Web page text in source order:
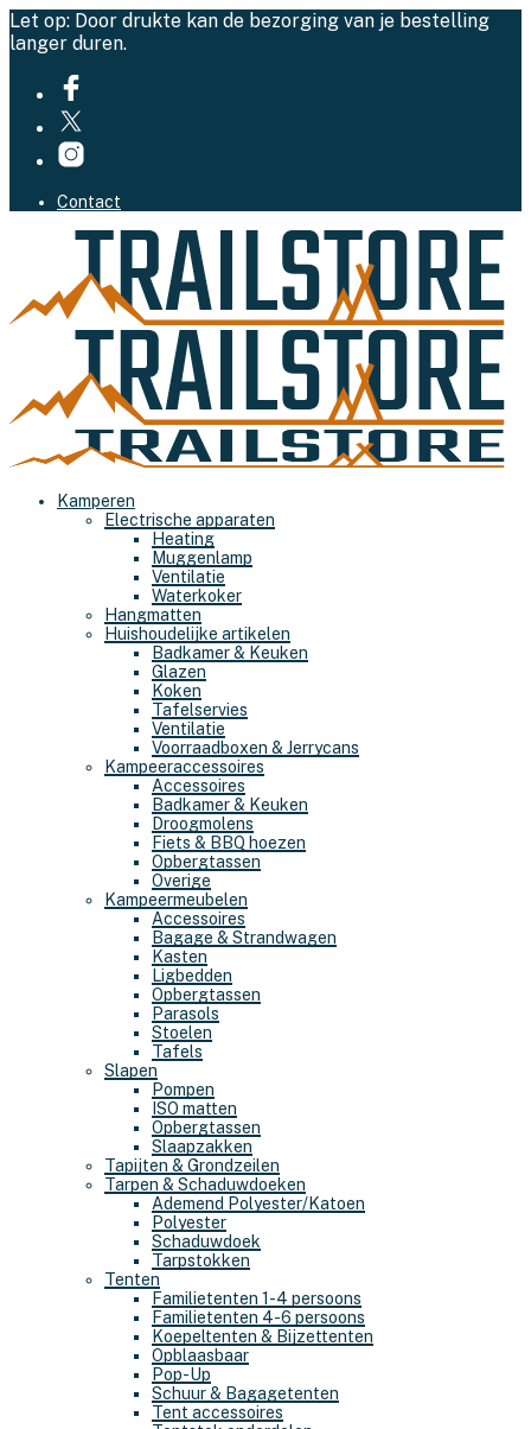
Let op: Door drukte kan de bezorging van je bestelling
langer duren.
Contact
Kamperen
Electrische apparaten
Heating
Muggenlamp
Ventilatie
Waterkoker
Hangmatten
Huishoudelijke artikelen
Badkamer & Keuken
Glazen
Koken
Tafelservies
Ventilatie
Voorraadboxen & Jerrycans
Kampeeraccessoires
Accessoires
Badkamer & Keuken
Droogmolens
Fiets & BBQ hoezen
Opbergtassen
Overige
Kampeermeubelen
Accessoires
Bagage & Strandwagen
Kasten
Ligbedden
Opbergtassen
Parasols
Stoelen
Tafels
Slapen
Pompen
ISO matten
Opbergtassen
Slaapzakken
Tapijten & Grondzeilen
Tarpen & Schaduwdoeken
Ademend Polyester/Katoen
Polyester
Schaduwdoek
Tarpstokken
Tenten
Familietenten 1-4 persoons
Familietenten 4-6 persoons
Koepeltenten & Bijzettenten
Opblaasbaar
Pop-Up
Schuur & Bagagetenten
Tent accessoires